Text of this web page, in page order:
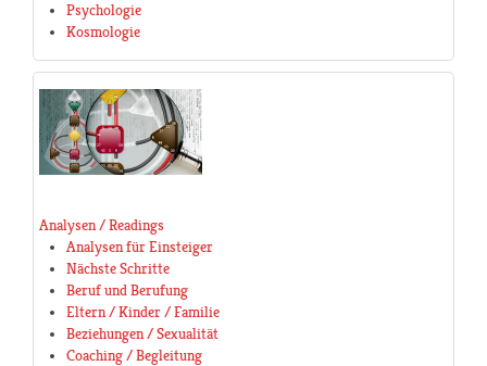
Psychologie
Kosmologie
Analysen / Readings
Analysen für Einsteiger
Nächste Schritte
Beruf und Berufung
Eltern / Kinder / Familie
Beziehungen / Sexualität
Coaching / Begleitung